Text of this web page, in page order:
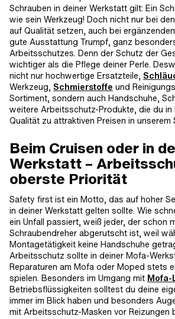
Schrauben in deiner Werkstatt gilt: Ein
wie sein Werkzeug! Doch nicht nur bei
auf Qualität setzen, auch bei
gute Ausstattung Trumpf, ganz
Arbeitsschutzes. Denn der Schutz der
wichtiger als die Pflege deiner Perle.
nicht nur hochwertige Ersatzteile,
Werkzeug, Schmierstoffe und
Sortiment, sondern auch Handschuhe,
weitere Arbeitsschutz-Produkte, die du
Qualität zu attraktiven Preisen in unserem
Beim Cruisen oder in
Werkstatt –
oberste Priorität
Safety first ist ein Motto, das auf hoher
in deiner Werkstatt gelten sollte. Wie
ein Unfall passiert, weiß jeder, der schon
Schraubendreher abgerutscht ist, weil
Montagetätigkeit keine Handschuhe
Arbeitsschutz sollte in deiner Mofa-
Reparaturen am Mofa oder Moped stets
spielen. Besonders im Umgang mit Mofa-
Betriebsflüssigkeiten solltest du deine
immer im Blick haben und besonders
mit Arbeitsschutz-Masken vor Reizungen